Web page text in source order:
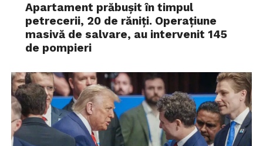
Apartament prăbușit în timpul
petrecerii, 20 de răniți. Operațiune
masivă de salvare, au intervenit 145
de pompieri